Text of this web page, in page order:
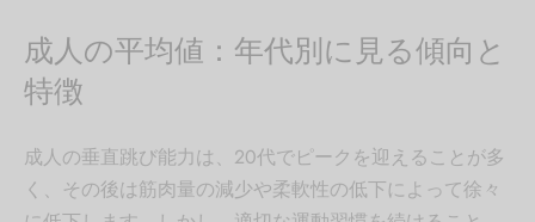
成人の平均値：年代別に見る傾向と
特徴
成人の垂直跳び能力は、20代でピークを迎えることが多
く、その後は筋肉量の減少や柔軟性の低下によって徐々